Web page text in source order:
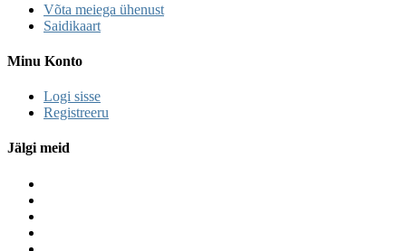
Võta meiega ühenust
Saidikaart
Minu Konto
Logi sisse
Registreeru
Jälgi meid